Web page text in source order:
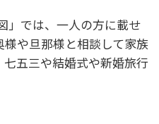
」では、一人の方に載せ
様や旦那様と相談して家族
五三や結婚式や新婚旅行